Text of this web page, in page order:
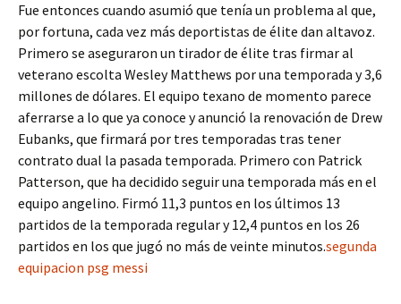
Fue entonces cuando asumió que tenía un problema al que,
por fortuna, cada vez más deportistas de élite dan altavoz.
Primero se aseguraron un tirador de élite tras firmar al
veterano escolta Wesley Matthews por una temporada y 3,6
millones de dólares. El equipo texano de momento parece
aferrarse a lo que ya conoce y anunció la renovación de Drew
Eubanks, que firmará por tres temporadas tras tener
contrato dual la pasada temporada. Primero con Patrick
Patterson, que ha decidido seguir una temporada más en el
equipo angelino. Firmó 11,3 puntos en los últimos 13
partidos de la temporada regular y 12,4 puntos en los 26
partidos en los que jugó no más de veinte minutos.segunda
equipacion psg messi